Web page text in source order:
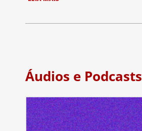
Áudios e Podcasts